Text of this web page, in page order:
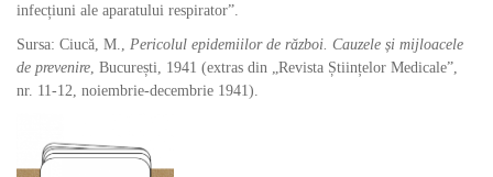
infecțiuni ale aparatului respirator”.
Sursa: Ciucă, M., Pericolul epidemiilor de război. Cauzele și mijloacele
de prevenire, București, 1941 (extras din „Revista Științelor Medicale”,
nr. 11-12, noiembrie-decembrie 1941).